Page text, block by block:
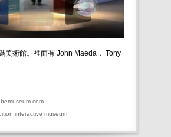
美術館。裡面有 John Maeda， Tony
interactive museum